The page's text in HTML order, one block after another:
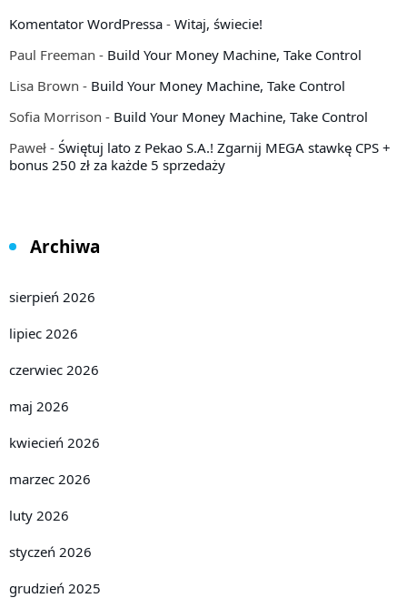
Komentator WordPressa - Witaj, świecie!
Paul Freeman - Build Your Money Machine, Take Control
Lisa Brown - Build Your Money Machine, Take Control
Sofia Morrison - Build Your Money Machine, Take Control
Paweł - Świętuj lato z Pekao S.A.! Zgarnij MEGA stawkę CPS +
bonus 250 zł za każde 5 sprzedaży
Archiwa
sierpień 2026
lipiec 2026
czerwiec 2026
maj 2026
kwiecień 2026
marzec 2026
luty 2026
styczeń 2026
grudzień 2025